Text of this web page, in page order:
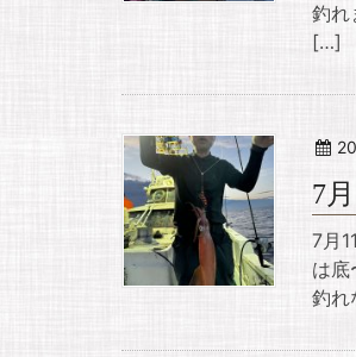
釣れ
[…]
7
7月
は底
釣れ